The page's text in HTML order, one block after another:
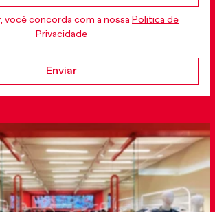
você concorda com a nossa Politica de
Privacidade
Enviar